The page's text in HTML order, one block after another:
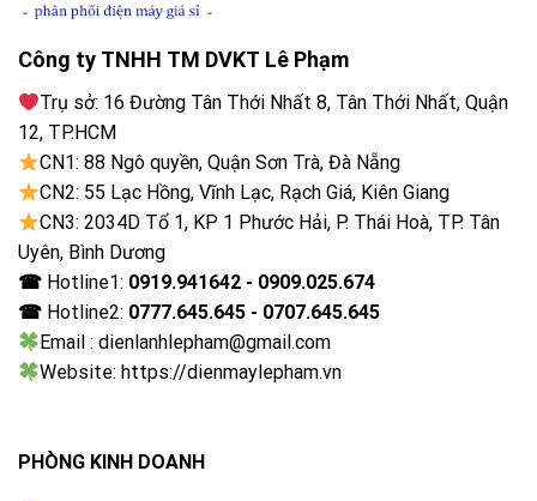
Công ty TNHH TM DVKT Lê Phạm
Trụ sở: 16 Đường Tân Thới Nhất 8, Tân Thới Nhất, Quận
12, TP.HCM
CN1: 88 Ngô quyền, Quận Sơn Trà, Đà Nẵng
CN2: 55 Lạc Hồng, Vĩnh Lạc, Rạch Giá, Kiên Giang
CN3: 2034D Tổ 1, KP 1 Phước Hải, P. Thái Hoà, TP. Tân
Uyên, Bình Dương
☎ Hotline1: 0919.941642 - 0909.025.674
☎ Hotline2: 0777.645.645 - 0707.645.645
Email : dienlanhlepham@gmail.com
Website: https://dienmaylepham.vn
PHÒNG KINH DOANH